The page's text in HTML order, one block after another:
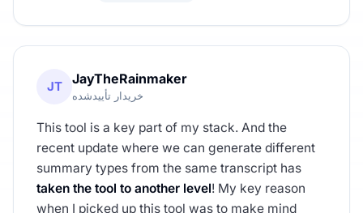
JT JayTheRainmaker
خریدار تأییدشده
This tool is a key part of my stack. And the
recent update where we can generate different
summary types from the same transcript has
taken the tool to another level! My key reason
when I picked up this tool was to make mind